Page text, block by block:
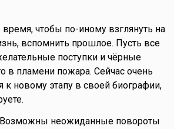
чтобы по-иному взглянуть на
вспомнить прошлое. Пусть все
поступки и чёрные
в пламени пожара. Сейчас очень
к новому этапу в своей биографии,
неожиданные повороты